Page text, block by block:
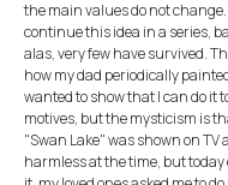
the main values ​​​​do not
continue this idea in a series,
alas, very few have survived.
how my dad periodically
wanted to show that I can do it
motives, but the mysticism is
"Swan Lake" was shown on TV
harmless at the time, but